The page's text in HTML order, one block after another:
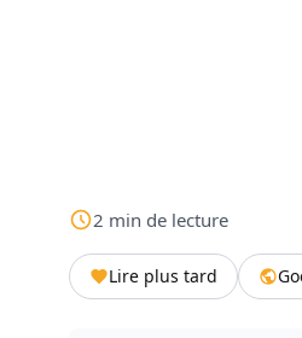
2 min de lecture
Lire plus tard